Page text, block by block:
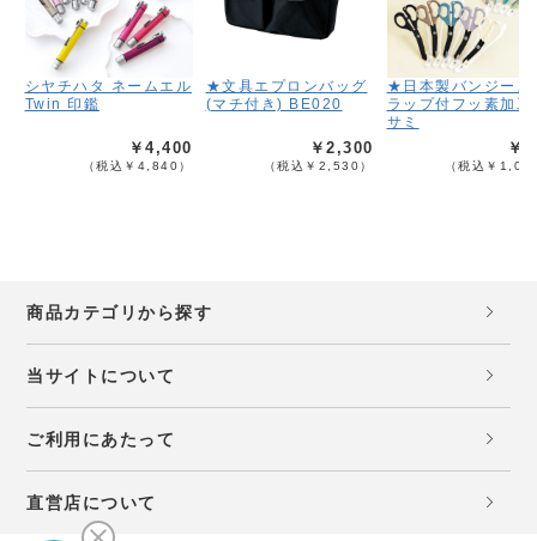
シヤチハタ ネームエル
Twin 印鑑
￥4,400
（税込￥4,840）
★文具エプロンバッグ
(マチ付き) BE020
￥2,300
（税込￥2,530）
★日本製バンジース
ラップ付フッ素加工
サミ
￥
（税込￥
商品カテゴリから探す
当サイトについて
ご利用にあたって
直営店について